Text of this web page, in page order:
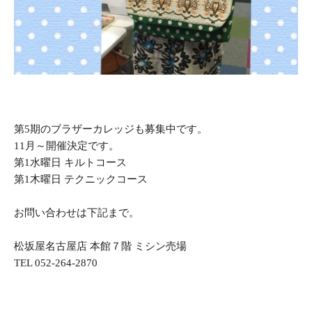
第5期のブラザーカレッジも募集中です。
11月～開催決定です。
第1水曜日 キルトコース
第1木曜日 テクニックコース
お問い合わせは下記まで。
松坂屋名古屋店 本館７階 ミシン売場
TEL 052-264-2870